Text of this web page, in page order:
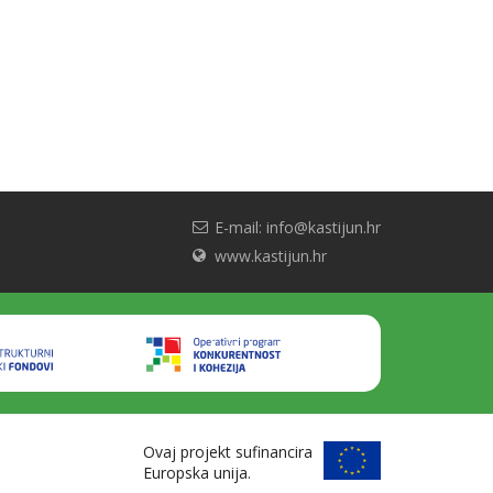
E-mail: info@kastijun.hr
www.kastijun.hr
Ovaj projekt sufinancira
Europska unija.